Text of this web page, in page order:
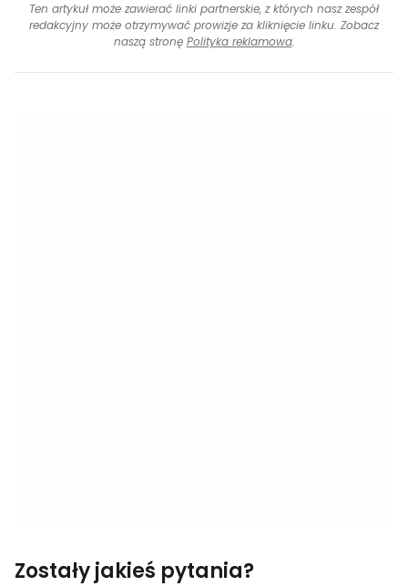
Ten artykuł może zawierać linki partnerskie, z których nasz zespół
redakcyjny może otrzymywać prowizje za kliknięcie linku. Zobacz
naszą stronę Polityka reklamowa.
Zostały jakieś pytania?